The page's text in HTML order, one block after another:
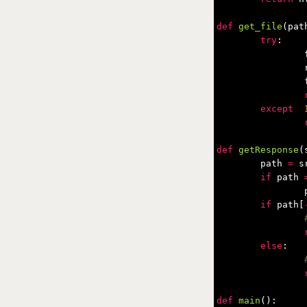
def get_file (
try :
except
def getResponse (
path =
if
path
if
path
else :
def main ():